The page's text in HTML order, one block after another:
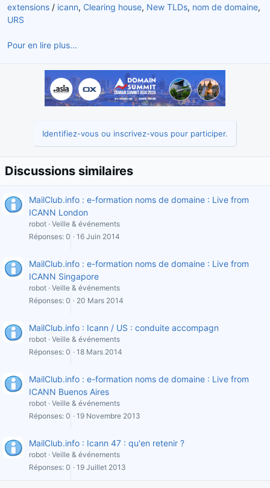
extensions / icann, Clearing house, New TLDs, nom de domaine,
URS
Pour en lire plus...
Identifiez-vous ou inscrivez-vous pour participer.
Discussions similaires
MailClub.info : e-formation noms de domaine : Live from
ICANN London
robot Veille & événements
Réponses 0 16 Juin 2014
MailClub.info : e-formation noms de domaine : Live from
ICANN Singapore
robot Veille & événements
Réponses 0 20 Mars 2014
MailClub.info : Icann / US : conduite accompagn
robot Veille & événements
Réponses 0 18 Mars 2014
MailClub.info : e-formation noms de domaine : Live from
ICANN Buenos Aires
robot Veille & événements
Réponses 0 19 Novembre 2013
MailClub.info : Icann 47 : qu'en retenir ?
robot Veille & événements
Réponses 0 19 Juillet 2013